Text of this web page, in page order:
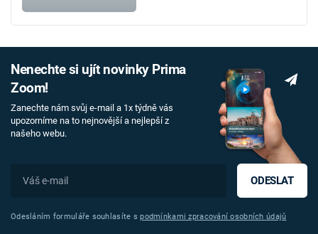
Nenechte si ujít novinky Prima
Zoom!
Zanechte nám svůj e-mail a 1x týdně vás
upozorníme na to nejnovější a nejlepší z
našeho webu.
ODESLAT
Odesláním formuláře souhlasíte spodmínkami zpracování osobních údajů